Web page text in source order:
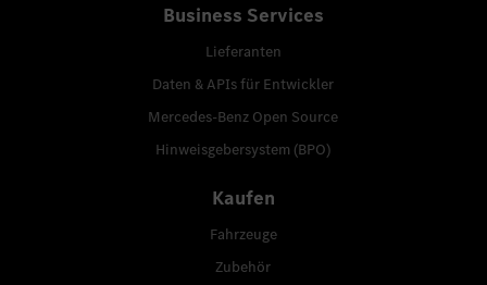
Business Services
Lieferanten
Daten & APIs für Entwickler
Mercedes-Benz Open Source
Hinweisgebersystem (BPO)
Kaufen
Fahrzeuge
Zubehör